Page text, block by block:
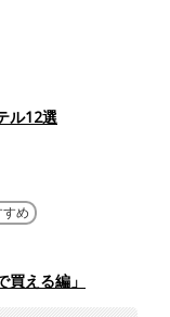
ル12選
め
える編」